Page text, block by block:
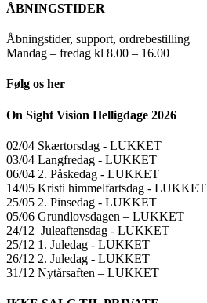
ÅBNINGSTIDER
Åbningstider, support, ordrebestilling
Mandag – fredag kl 8.00 – 16.00
Følg os her
On Sight Vision Helligdage 2026
02/04 Skærtorsdag ​​- LUKKET
03/04 Langfredag ​​- LUKKET
06/04 2. Påskedag ​​- LUKKET
14/05 Kristi himmelfartsdag ​​- LUKKET
25/05 2. Pinsedag ​​- LUKKET
05/06 Grundlovsdagen – LUKKET
24/12 Juleaftensdag ​​- LUKKET
25/12 1. Juledag ​​- LUKKET
26/12 2. Juledag ​​- LUKKET
31/12 Nytårsaften – LUKKET